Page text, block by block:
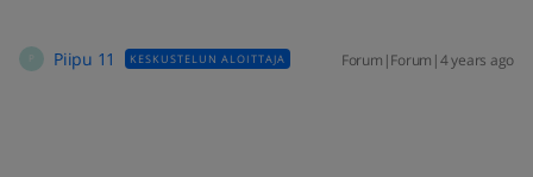
P Piipu 11 KESKUSTELUN ALOITTAJA Forum|Forum|4 years ago